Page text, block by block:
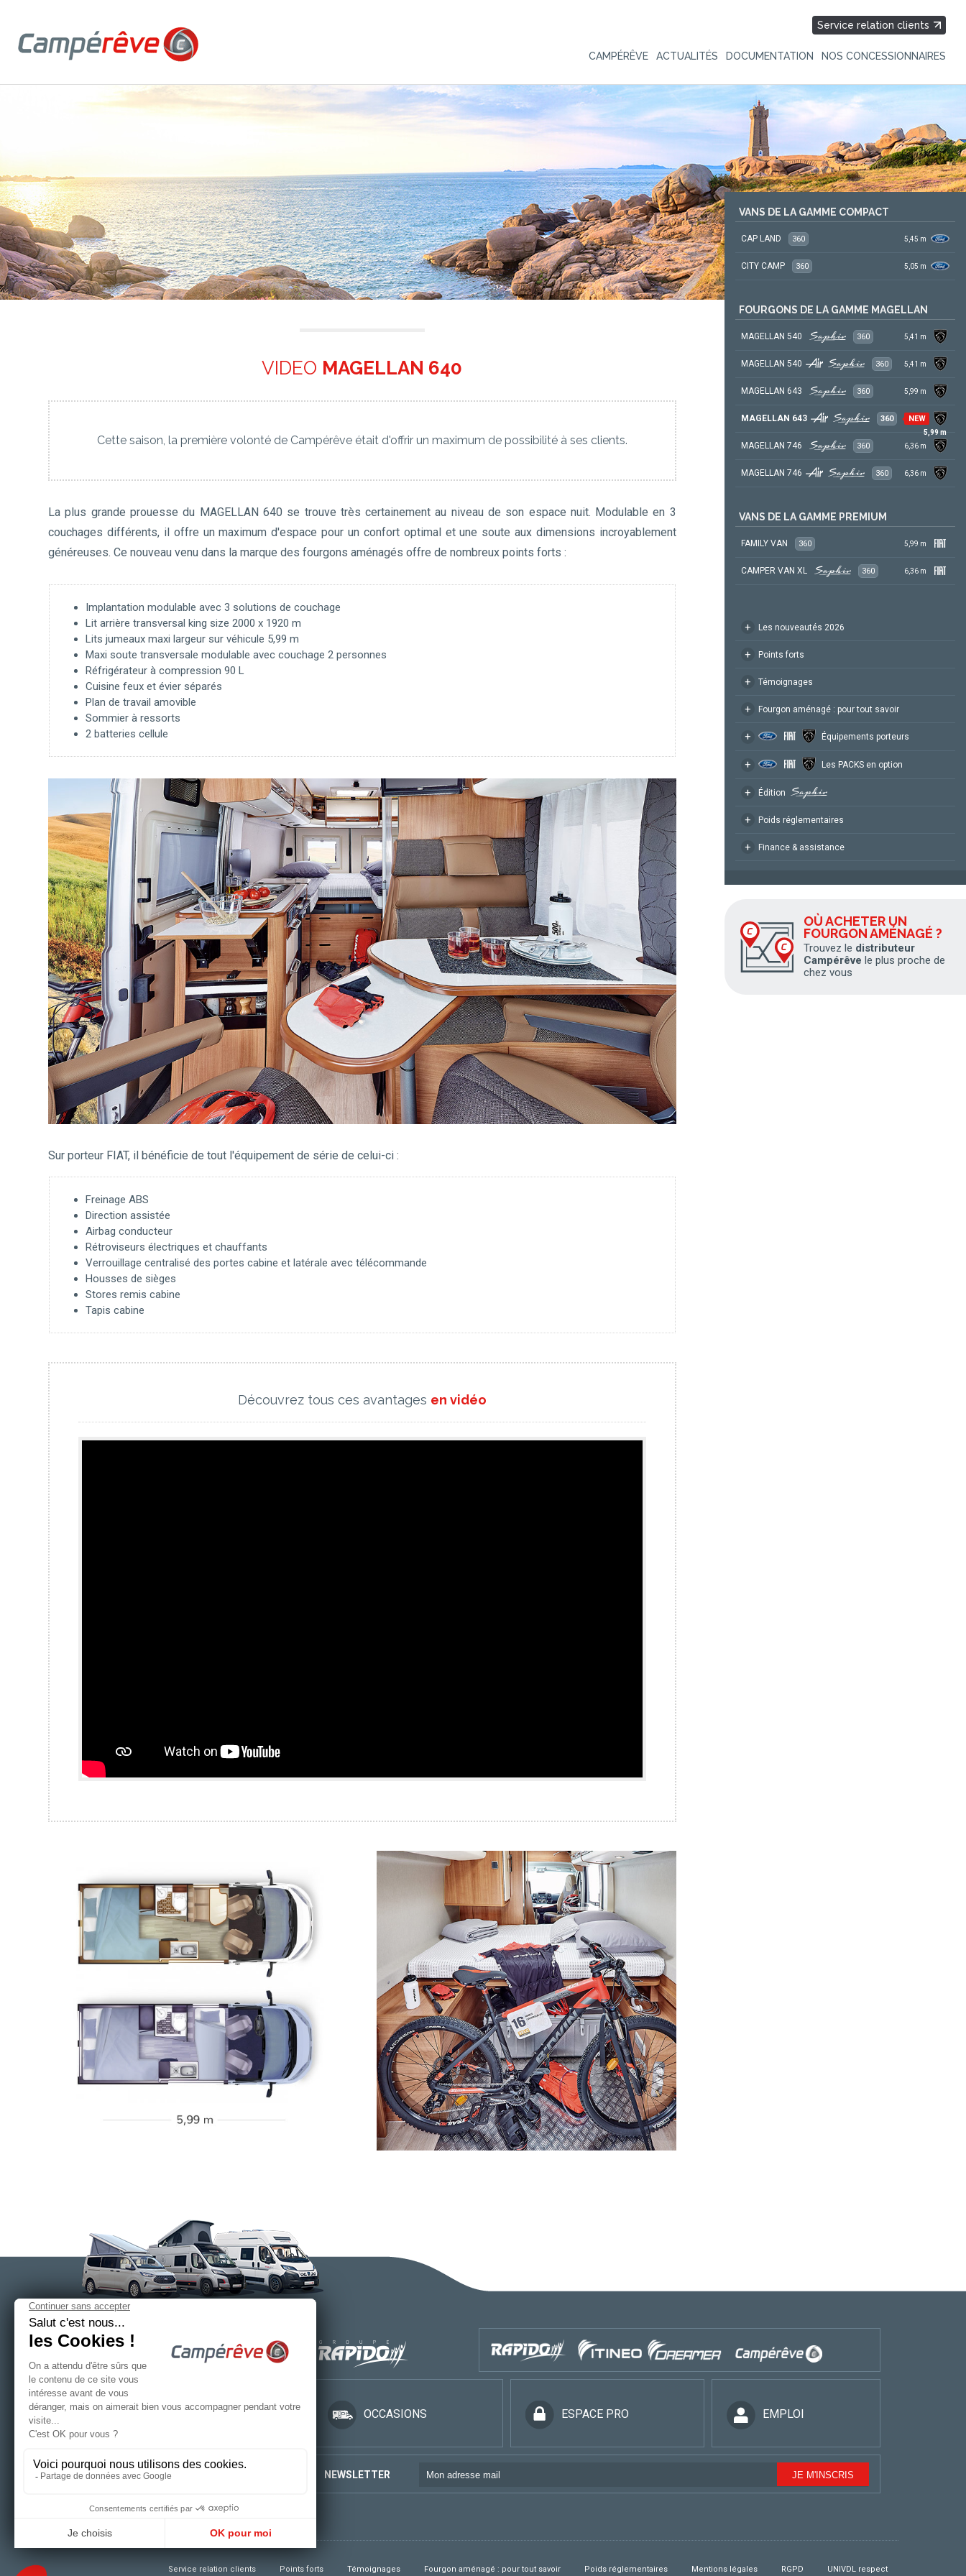
Campereve, Fourgons, véhicules de loisirs
CAMPÉRÊVE ACTUALITÉS DOCUMENTATION NOS CONCESSIONNAIRES
Service relation clients
VIDEO MAGELLAN 640
Cette saison, la première volonté de Campérêve était d'offrir un maximum de possibilité à ses clients.
La plus grande prouesse du MAGELLAN 640 se trouve très certainement au niveau de son espace nuit. Modulable en 3
couchages différents, il offre un maximum d'espace pour un confort optimal et une soute aux dimensions incroyablement
généreuses. Ce nouveau venu dans la marque des fourgons aménagés offre de nombreux points forts :
Implantation modulable avec 3 solutions de couchage
Lit arrière transversal king size 2000 x 1920 m
Lits jumeaux maxi largeur sur véhicule 5,99 m
Maxi soute transversale modulable avec couchage 2 personnes
Réfrigérateur à compression 90 L
Cuisine feux et évier séparés
Plan de travail amovible
Sommier à ressorts
2 batteries cellule
Sur porteur FIAT, il bénéficie de tout l'équipement de série de celui-ci :
Freinage ABS
Direction assistée
Airbag conducteur
Rétroviseurs électriques et chauffants
Verrouillage centralisé des portes cabine et latérale avec télécommande
Housses de sièges
Stores remis cabine
Tapis cabine
Découvrez tous ces avantages en vidéo
VANS DE LA GAMME COMPACT
CAP LAND 360 5,45 m
CITY CAMP 360 5,05 m
FOURGONS DE LA GAMME MAGELLAN
MAGELLAN 540 360 5,41 m
MAGELLAN 540 360 5,41 m
MAGELLAN 643 360 5,99 m
MAGELLAN 643 360 NEW
5,99 m
MAGELLAN 746 360 6,36 m
MAGELLAN 746 360 6,36 m
VANS DE LA GAMME PREMIUM
FAMILY VAN 360 5,99 m
CAMPER VAN XL 360 6,36 m
+ Les nouveautés 2026
+ Points forts
+ Témoignages
+ Fourgon aménagé : pour tout savoir
+ Équipements porteurs
+ Les PACKS en option
+ Édition
+ Poids réglementaires
+ Finance & assistance
OÙ ACHETER UN
FOURGON AMÉNAGÉ ?
Trouvez le distributeur
Campérêve le plus proche de
chez vous
SAS CAMPÉRÊVE
414 rue des perrouins - CS 20019
53101 MAYENNE CEDEX
Tél.+33 (0)2 43 30 30 29
Fax. +33 (0)2 43 30 27 38
Textes et photos non
contractuels
OCCASIONS ESPACE PRO EMPLOI
NEWSLETTER
Service relation clients Points forts Témoignages Fourgon aménagé : pour tout savoir Poids réglementaires Mentions légales RGPD UNIVDL respect